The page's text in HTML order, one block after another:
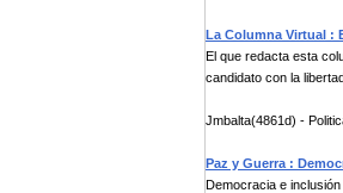
La Columna Virtual :
El que redacta esta
candidato con la
Jmbalta(4861d) -
Paz y Guerra :
Democracia e